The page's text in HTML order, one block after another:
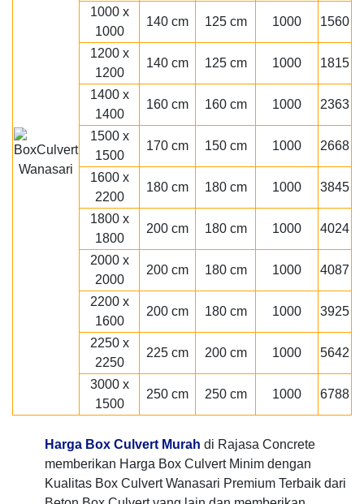
1000 x
1000
140 cm 125 cm 1000 1560
1200 x
1200
140 cm 125 cm 1000 1815
1400 x
1400
160 cm 160 cm 1000 2363
1500 x
1500
170 cm 150 cm 1000 2668
1600 x
2200
180 cm 180 cm 1000 3845
1800 x
1800
200 cm 180 cm 1000 4024
2000 x
2000
200 cm 180 cm 1000 4087
2200 x
1600
200 cm 180 cm 1000 3925
2250 x
2250
225 cm 200 cm 1000 5642
3000 x
1500
250 cm 250 cm 1000 6788
Harga Box Culvert Murah di Rajasa Concrete
memberikan Harga Box Culvert Minim dengan
Kualitas Box Culvert Wanasari Premium Terbaik dari